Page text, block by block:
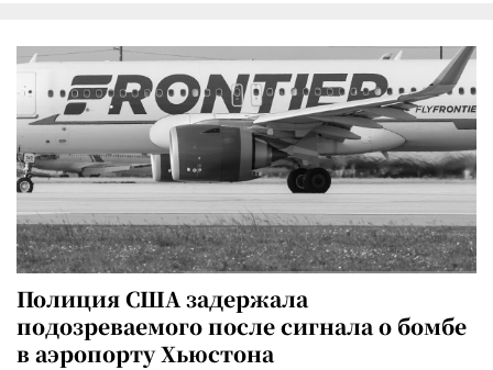
Полиция США задержала
подозреваемого после сигнала о бомбе
в аэропорту Хьюстона